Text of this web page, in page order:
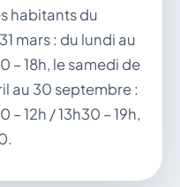
habitants du
mars : du lundi au
– 18h, le samedi de
au 30 septembre :
12h / 13h30 – 19h,